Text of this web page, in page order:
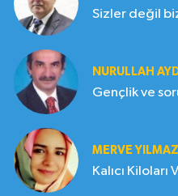
Sizler değil
NURULLAH
MERVE YILMAZ
Kalıcı Kiloları